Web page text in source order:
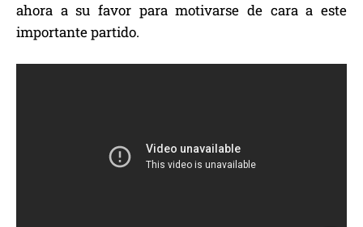
ahora a su favor para motivarse de cara a este
importante partido.